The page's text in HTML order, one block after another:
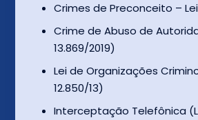
Crimes de Preconceito – Lei
Crime de Abuso de
13.869/2019)
Lei de Organizações
12.850/13)
Interceptação Telefônica